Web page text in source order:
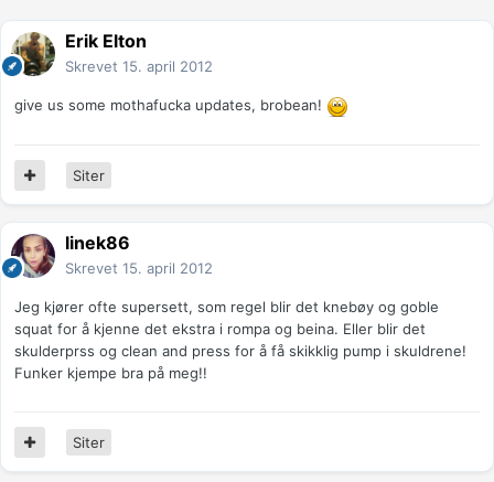
Erik Elton
Skrevet 15. april 2012
give us some mothafucka updates, brobean!
Siter
linek86
Skrevet 15. april 2012
Jeg kjører ofte supersett, som regel blir det knebøy og goble
squat for å kjenne det ekstra i rompa og beina. Eller blir det
skulderprss og clean and press for å få skikklig pump i skuldrene!
Funker kjempe bra på meg!!
Siter